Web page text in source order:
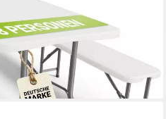
pflegeleicht, ideal im Garten